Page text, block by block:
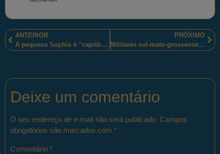
ANTERIOR
A pequena Sophia é “capitã-mirim” da Polícia Militar do Distrito Federal.
PRÓXIMO
Militares sul-mato-grossenses atualizados com as notícias da previdência.
Deixe um comentário
O seu endereço de e-mail não será publicado. Campos
obrigatórios são marcados com *
Comentário *